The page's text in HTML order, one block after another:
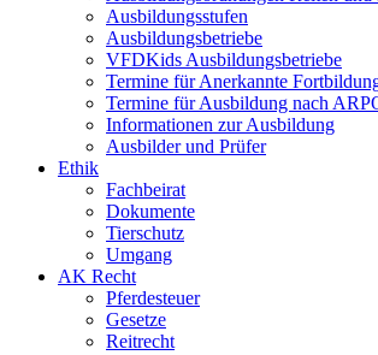
Ausbildungsstufen
Ausbildungsbetriebe
VFDKids Ausbildungsbetriebe
Termine für Anerkannte
Termine für Ausbildung nach
Informationen zur Ausbildung
Ausbilder und Prüfer
Ethik
Fachbeirat
Dokumente
Tierschutz
Umgang
AK Recht
Pferdesteuer
Gesetze
Reitrecht